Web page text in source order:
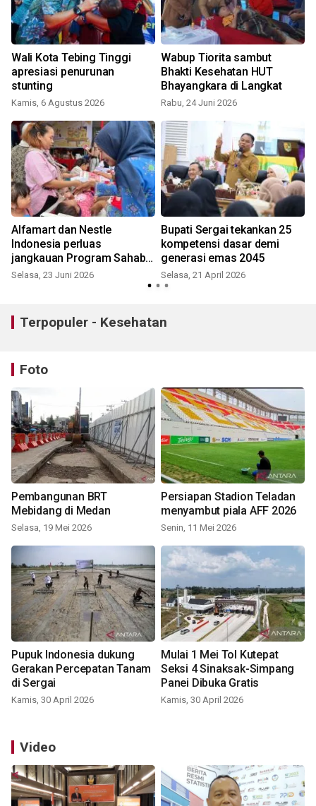
Wali Kota Tebing Tinggi
apresiasi penurunan
stunting
Kamis, 6 Agustus 2026
Wabup Tiorita sambut
Bhakti Kesehatan HUT
Bhayangkara di Langkat
Rabu, 24 Juni 2026
Alfamart dan Nestle
Indonesia perluas
jangkauan Program Sahabat
Posyandu untuk ribuan ibu
Selasa, 23 Juni 2026
Bupati Sergai tekankan 25
kompetensi dasar demi
generasi emas 2045
Selasa, 21 April 2026
Terpopuler - Kesehatan
Foto
Pembangunan BRT
Mebidang di Medan
Selasa, 19 Mei 2026
Persiapan Stadion Teladan
menyambut piala AFF 2026
Senin, 11 Mei 2026
Pupuk Indonesia dukung
Gerakan Percepatan Tanam
di Sergai
Kamis, 30 April 2026
Mulai 1 Mei Tol Kutepat
Seksi 4 Sinaksak-Simpang
Panei Dibuka Gratis
Kamis, 30 April 2026
Video